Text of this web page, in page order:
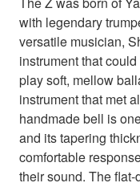
with legendary
versatile musician,
instrument that
play soft, mellow
instrument that met
handmade bell is
and its tapering
comfortable
their sound. The